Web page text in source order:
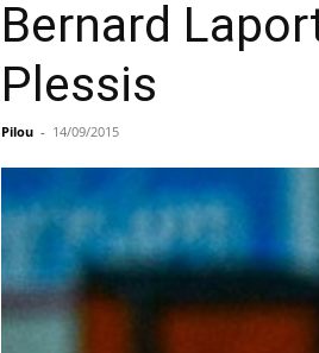
Bernard
Plessis
Pilou - 14/09/2015